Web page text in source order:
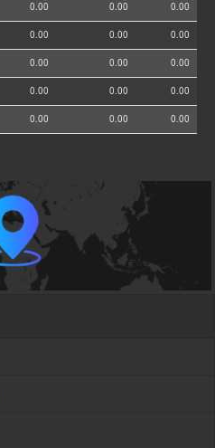
0.00 0.00 0.00
0.00 0.00 0.00
0.00 0.00 0.00
0.00 0.00 0.00
0.00 0.00 0.00